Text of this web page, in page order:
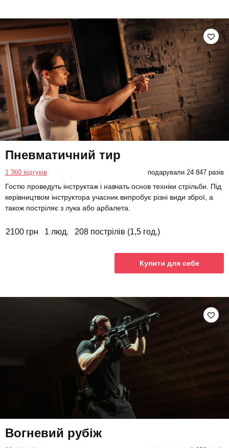
Пневматичний тир
1 360 відгуків подарували 24 847 разів
Гостю проведуть інструктаж і навчать основ техніки стрільби. Під
керівництвом інструктора учасник випробує різні види зброї, а
також постріляє з лука або арбалета.
2100 грн 1 люд. 208 пострілів (1,5 год.)
Купити для себе
Вогневий рубіж